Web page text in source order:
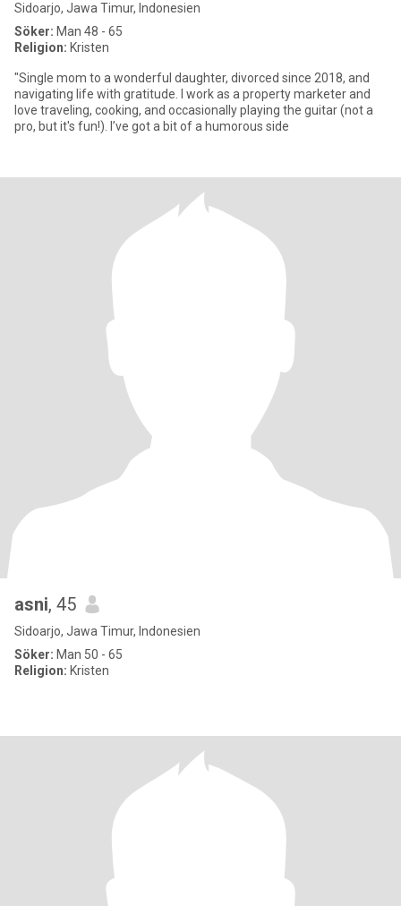
Sidoarjo, Jawa Timur, Indonesien
Söker: Man 48 - 65
Religion: Kristen
"Single mom to a wonderful daughter, divorced since 2018, and
navigating life with gratitude. I work as a property marketer and
love traveling, cooking, and occasionally playing the guitar (not a
pro, but it's fun!). I’ve got a bit of a humorous side
asni, 45
Sidoarjo, Jawa Timur, Indonesien
Söker: Man 50 - 65
Religion: Kristen